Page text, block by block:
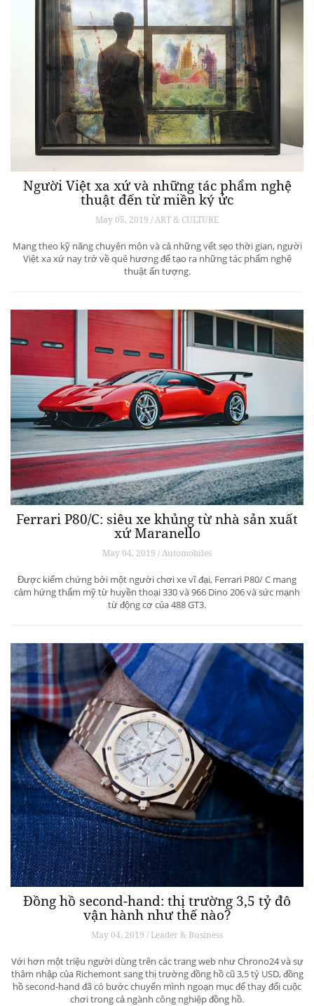
Người Việt xa xứ và những tác phẩm nghệ
thuật đến từ miền ký ức
May 05, 2019 / ART & CULTURE
Mang theo kỹ năng chuyên môn và cả những vết sẹo thời gian, người
Việt xa xứ nay trở về quê hương để tạo ra những tác phẩm nghệ
thuật ấn tượng.
Ferrari P80/C: siêu xe khủng từ ​​nhà sản xuất
xứ Maranello
May 04, 2019 / Automobiles
Được kiểm chứng bởi một người chơi xe vĩ đại, Ferrari P80/ C mang
cảm hứng thẩm mỹ từ huyền thoại 330 và 966 Dino 206 và sức mạnh
từ động cơ của 488 GT3.
Đồng hồ second-hand: thị trường 3,5 tỷ đô
vận hành như thế nào?
May 04, 2019 / Leader & Business
Với hơn một triệu người dùng trên các trang web như Chrono24 và sự
thâm nhập của Richemont sang thị trường đồng hồ cũ 3,5 tỷ USD, đồng
hồ second-hand đã có bước chuyển mình ngoạn mục để thay đổi cuộc
chơi trong cả ngành công nghiệp đồng hồ.